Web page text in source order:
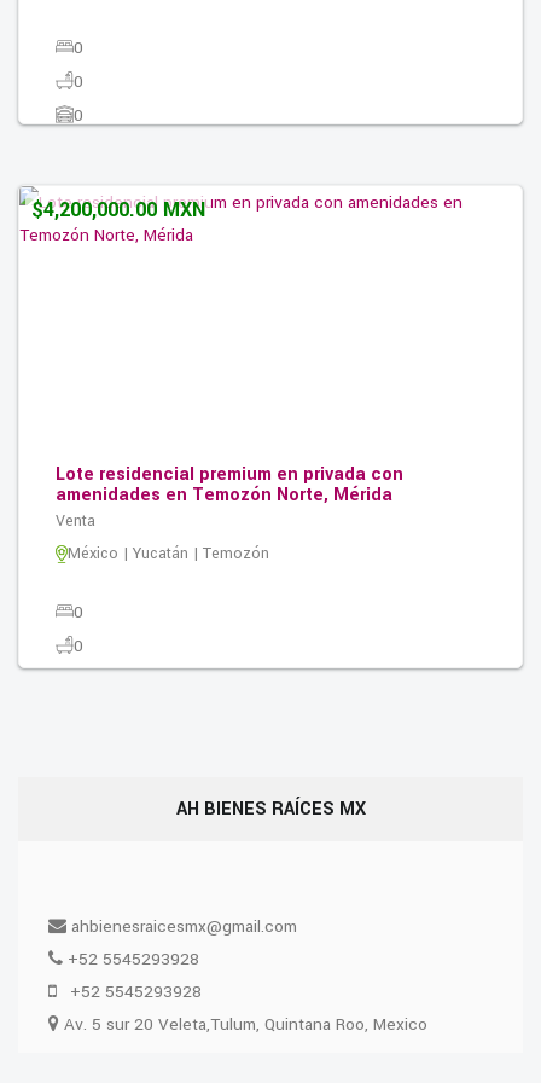
0
0
0
Lote residencial premium en privada con
amenidades en Temozón Norte, Mérida
Venta
México | Yucatán | Temozón
0
0
$4,200,000.00 MXN
AH BIENES RAÍCES MX
ahbienesraicesmx@gmail.com
+52 5545293928
+52 5545293928
Av. 5 sur 20 Veleta,Tulum, Quintana Roo, Mexico